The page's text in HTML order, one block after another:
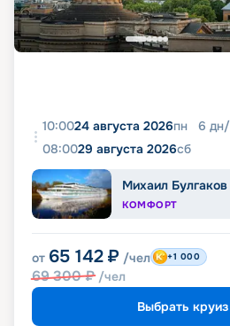
10:0024 августа 2026пн 6 дн/
08:0029 августа 2026сб
Михаил Булгаков
КОМФОРТ
от 65 142 ₽ /чел
69 300₽ /чел
+1 000
Выбрать круиз